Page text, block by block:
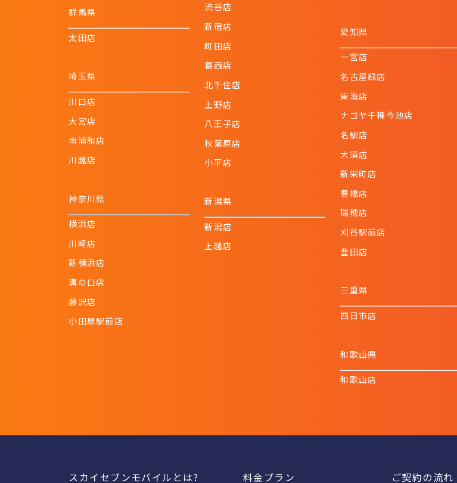
群馬県
太田店
埼玉県
川口店
大宮店
南浦和店
川越店
神奈川県
横浜店
川崎店
新横浜店
溝の口店
藤沢店
小田原駅前店
渋谷店
新宿店
町田店
葛西店
北千住店
上野店
八王子店
秋葉原店
小平店
新潟県
新潟店
上越店
愛知県
一宮店
名古屋緑店
東海店
ナゴヤ千種今池店
名駅店
大須店
新栄町店
豊橋店
瑞穂店
刈谷駅前店
豊田店
三重県
四日市店
和歌山県
和歌山店
スカイセブンモバイルとは? 料金プラン ご契約の流れ